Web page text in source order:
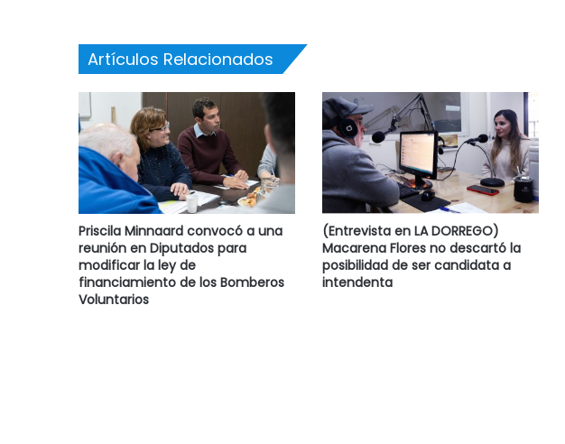
Artículos Relacionados
Priscila Minnaard convocó a una
reunión en Diputados para
modificar la ley de
financiamiento de los Bomberos
Voluntarios
(Entrevista en LA DORREGO)
Macarena Flores no descartó la
posibilidad de ser candidata a
intendenta